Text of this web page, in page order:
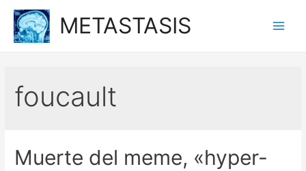
contenido
METASTASIS
foucault
Muerte del meme, «hyper-